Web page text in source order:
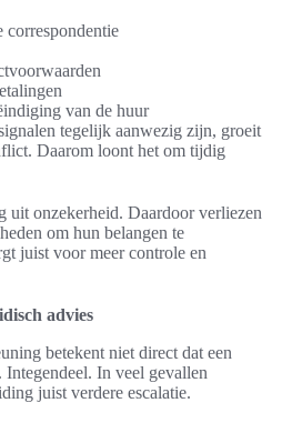
van de huur
tegelijk aanwezig zijn, groeit
Daarom loont het om tijdig
uit onzekerheid. Daardoor verliezen
om hun belangen te
juist voor meer controle en
advies
betekent niet direct dat een
In veel gevallen
juist verdere escalatie.